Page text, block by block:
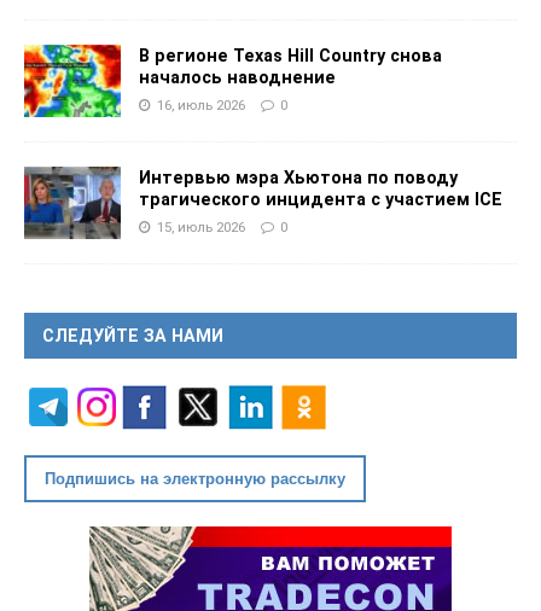
В регионе Texas Hill Country снова
началось наводнение
16, июль 2026 0
Интервью мэра Хьютона по поводу
трагического инцидента с участием ICE
15, июль 2026 0
СЛЕДУЙТЕ ЗА НАМИ
Подпишись на электронную рассылку